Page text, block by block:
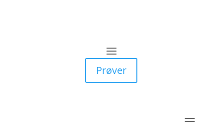
Prøver